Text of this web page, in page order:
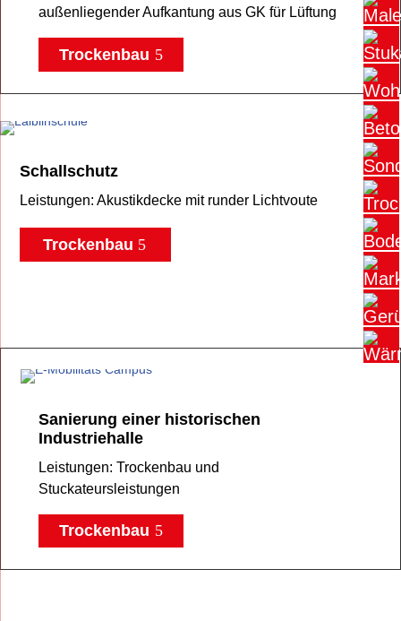
außenliegender Aufkantung aus GK für Lüftung
Trockenbau
Schallschutz
Leistungen: Akustikdecke mit runder Lichtvoute
Trockenbau
Sanierung einer historischen
Industriehalle
Leistungen: Trockenbau und
Stuckateursleistungen
Trockenbau